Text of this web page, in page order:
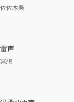
佐佐木美
雷声
冥想